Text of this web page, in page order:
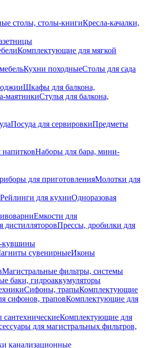
столы, столы-книгиКресла-качалки,
Комплектующие для мягкой
Кухни походныеСтолы для сада
Шкафы для балкона,
маятникиСтулья для балкона,
Посуда для сервировкиПредметы
Наборы для бара, мини-
для приготовленияМолотки для
Рейлинги для кухниОдноразовая
Емкости для
Прессы, дробилки для
кувшины
сувенирныеИконы
Магистральные фильтры, системы
баки, гидроаккумуляторы
Сифоны, трапыКомплектующие
сифонов, траповКомплектующие для
Комплектующие для
для магистральных фильтров,
канализационные